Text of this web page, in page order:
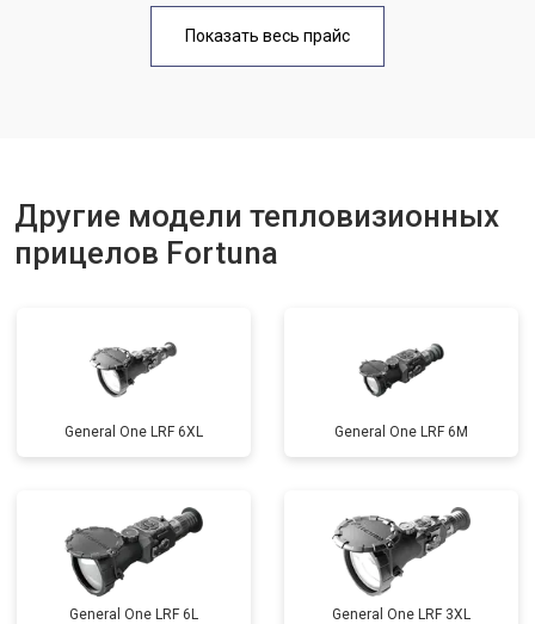
Показать весь прайс
Другие модели тепловизионных
прицелов Fortuna
General One LRF 6XL General One LRF 6M
General One LRF 6L General One LRF 3XL